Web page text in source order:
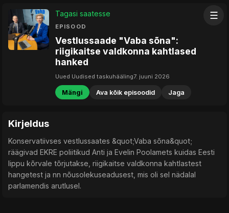
☰
Tagasi saatesse
EPISOOD
Vestlussaade "Vaba sõna":
riigikaitse valdkonna kahtlased
hanked
Uued Uudised taskuhääling7. juuni 2026
Mängi Ava kõik episoodid Jaga
Kirjeldus
Konservatiivses vestlussaates &quot;Vaba sõna&quot;
räägivad EKRE poliitikud Anti ja Evelin Poolamets kuidas Eesti
lippu kõrvale tõrjutakse, riigikaitse valdkonna kahtlastest
hangetest ja nn nõusolekuseadusest, mis oli sel nädalal
parlamendis arutlusel.